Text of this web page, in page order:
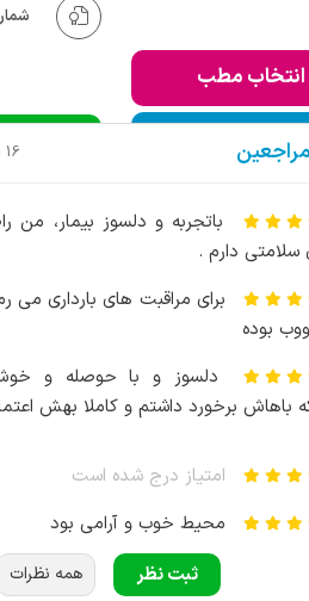
انتخاب مطب
به لیست من
شماره
16 نظر
باتجربه و دلسوز بیمار، من
سلامتی دارم .
برای مراقبت های بارداری می
بوده
دلسوز و با حوصله و خوش
باهاش برخورد داشتم و کاملا بهش
امتیاز درج شده است
محیط خوب و آرامی بود
امتیاز درج شده است
ثبت نظر همه نظرات